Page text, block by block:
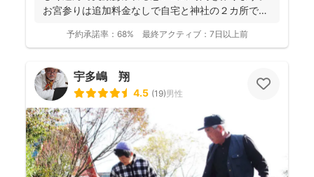
お宮参りは追加料金なしで自宅と神社の２カ所で撮
予約承諾率： 68% 最終アクティブ： 7日以上前
宇多嶋 翔
4.5 (19)男性